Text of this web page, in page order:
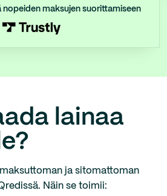
maksujen suorittamiseen
lainaa
ja sitomattoman
Näin se toimii: